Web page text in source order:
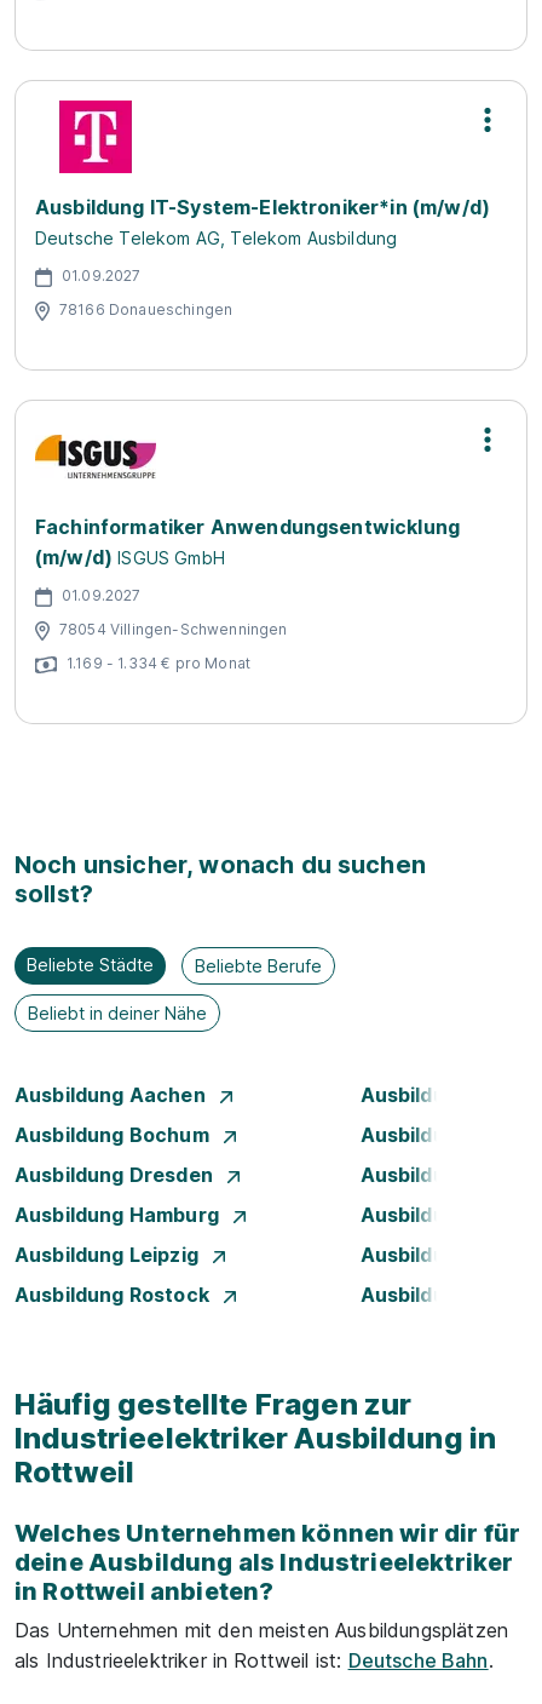
Ausbildung IT-System-Elektroniker*in (m/w/d)
Deutsche Telekom AG, Telekom Ausbildung
01.09.2027
78166 Donaueschingen
Fachinformatiker Anwendungsentwicklung
(m/w/d) ISGUS GmbH
01.09.2027
78054 Villingen-Schwenningen
1.169 - 1.334 € pro Monat
Noch unsicher, wonach du suchen
sollst?
Beliebte Städte Beliebte Berufe
Beliebt in deiner Nähe
Ausbildung Aachen
Ausbildung
Ausbildung Bochum
Ausbildung Bonn
Ausbildung Dresden
Ausbildung
Ausbildung Hamburg
Ausbildung
Ausbildung Leipzig
Ausbildung
Ausbildung Rostock
Ausbildung
Häufig gestellte Fragen zur
Industrieelektriker Ausbildung in
Rottweil
Welches Unternehmen können wir dir für
deine Ausbildung als Industrieelektriker
in Rottweil anbieten?
Das Unternehmen mit den meisten Ausbildungsplätzen
als Industrieelektriker in Rottweil ist: Deutsche Bahn.